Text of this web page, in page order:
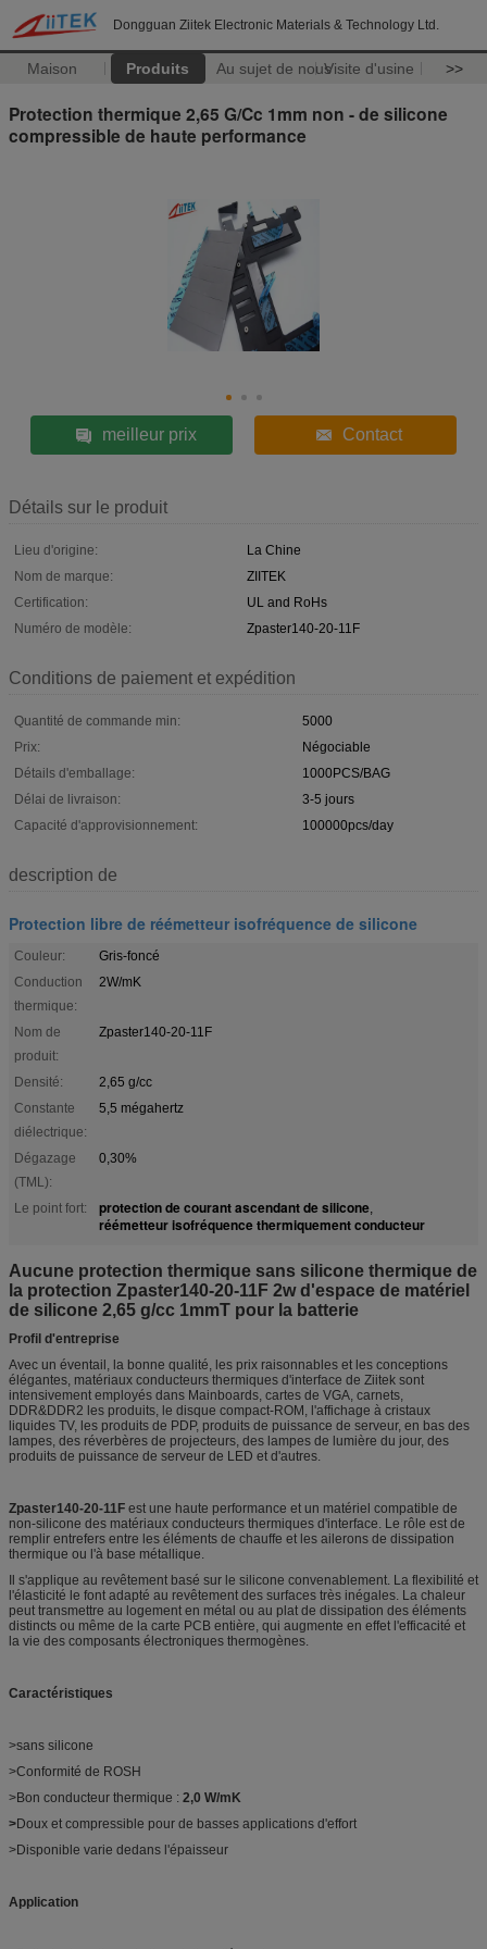
Dongguan Ziitek Electronic Materials & Technology Ltd.
Maison Produits Au sujet de nousVisite d'usine >>
Protection thermique 2,65 G/Cc 1mm non - de silicone
compressible de haute performance
meilleur prix Contact
Détails sur le produit
Lieu d'origine:
La Chine
Nom de marque:
ZIITEK
Certification:
UL and RoHs
Numéro de modèle:
Zpaster140-20-11F
Conditions de paiement et expédition
Quantité de commande min:
5000
Prix:
Négociable
Détails d'emballage:
1000PCS/BAG
Délai de livraison:
3-5 jours
Capacité d'approvisionnement:
100000pcs/day
description de
Protection libre de réémetteur isofréquence de silicone
Couleur:
Gris-foncé
Conduction
thermique:
2W/mK
Nom de
produit:
Zpaster140-20-11F
Densité:
2,65 g/cc
Constante
diélectrique:
5,5 mégahertz
Dégazage
(TML):
0,30%
Le point fort: protection de courant ascendant de silicone,
réémetteur isofréquence thermiquement conducteur
Aucune protection thermique sans silicone thermique de
la protection Zpaster140-20-11F 2w d'espace de matériel
de silicone 2,65 g/cc 1mmT pour la batterie
Profil d'entreprise
Avec un éventail, la bonne qualité, les prix raisonnables et les conceptions
élégantes, matériaux conducteurs thermiques d'interface de Ziitek sont
intensivement employés dans Mainboards, cartes de VGA, carnets,
DDR&DDR2 les produits, le disque compact-ROM, l'affichage à cristaux
liquides TV, les produits de PDP, produits de puissance de serveur, en bas des
lampes, des réverbères de projecteurs, des lampes de lumière du jour, des
produits de puissance de serveur de LED et d'autres.
Zpaster140-20-11F est une haute performance et un matériel compatible de
non-silicone des matériaux conducteurs thermiques d'interface. Le rôle est de
remplir entrefers entre les éléments de chauffe et les ailerons de dissipation
thermique ou l'à base métallique.
Il s'applique au revêtement basé sur le silicone convenablement. La flexibilité et
l'élasticité le font adapté au revêtement des surfaces très inégales. La chaleur
peut transmettre au logement en métal ou au plat de dissipation des éléments
distincts ou même de la carte PCB entière, qui augmente en effet l'efficacité et
la vie des composants électroniques thermogènes.
Caractéristiques
>sans silicone
>Conformité de ROSH
>Bon conducteur thermique : 2,0 W/mK
>Doux et compressible pour de basses applications d'effort
>Disponible varie dedans l'épaisseur
Application